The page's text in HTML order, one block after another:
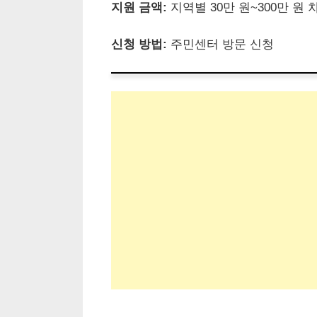
지원 금액: 지역별 30만 원~300만 원
신청 방법: 주민센터 방문 신청